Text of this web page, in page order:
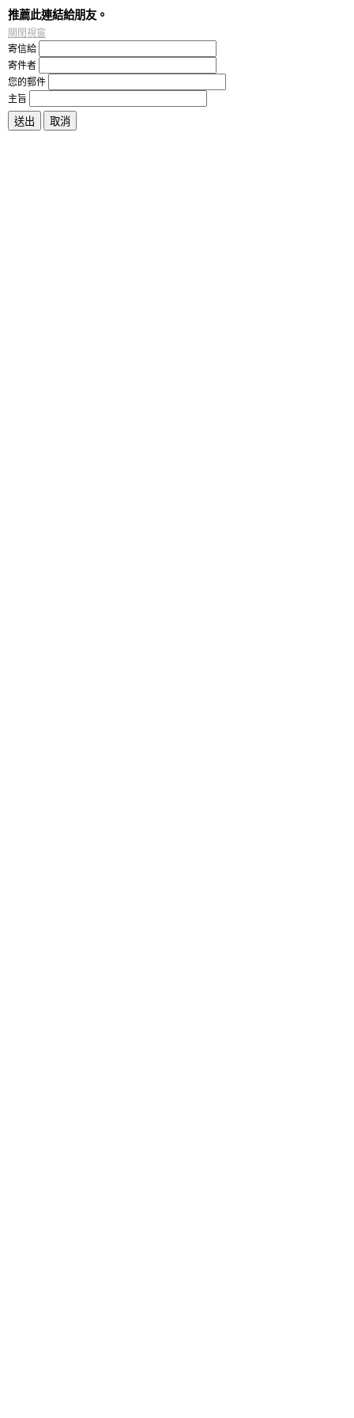
推薦此連結給朋友。
關閉視窗
寄信給
寄件者
您的郵件
主旨
送出 取消